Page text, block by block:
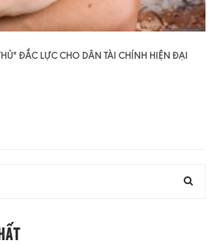
ĐẮC LỰC CHO DÂN TÀI CHÍNH HIỆN ĐẠI